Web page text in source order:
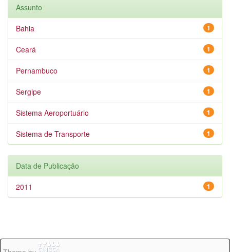
Assunto
1
Bahia
1
Ceará
1
Pernambuco
1
Sergipe
1
Sistema Aeroportuário
1
Sistema de Transporte
Data de Publicação
1
2011